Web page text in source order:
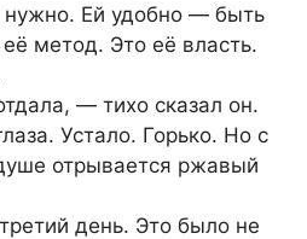
Ей удобно — быть
метод. Это её власть.
— тихо сказал он.
Устало. Горько. Но с
отрывается ржавый
день. Это было не